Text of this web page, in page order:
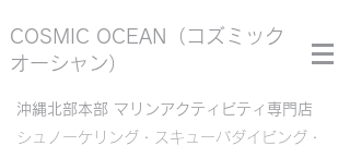
COSMIC OCEAN
（コズミック
オーシャン）
沖縄北部本部 マリンアクティビティ専門店
シュノーケリング・スキューバダイビング・